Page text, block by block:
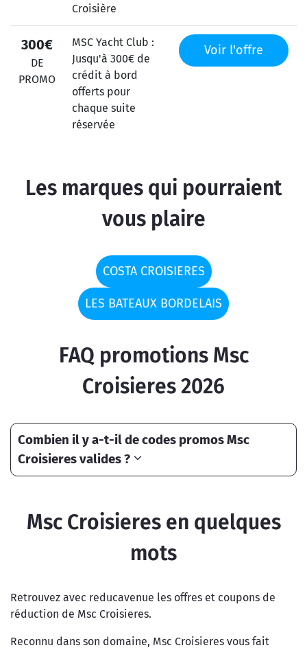
Croisière
300€
DE
PROMO
MSC Yacht Club :
Jusqu'à 300€ de
crédit à bord
offerts pour
chaque suite
réservée
Voir l'offre
Les marques qui pourraient
vous plaire
COSTA CROISIERES
LES BATEAUX BORDELAIS
FAQ promotions Msc
Croisieres 2026
Combien il y a-t-il de codes promos Msc
Croisieres valides ?
Msc Croisieres en quelques
mots
Retrouvez avec reducavenue les offres et coupons de
réduction de Msc Croisieres.
Reconnu dans son domaine, Msc Croisieres vous fait